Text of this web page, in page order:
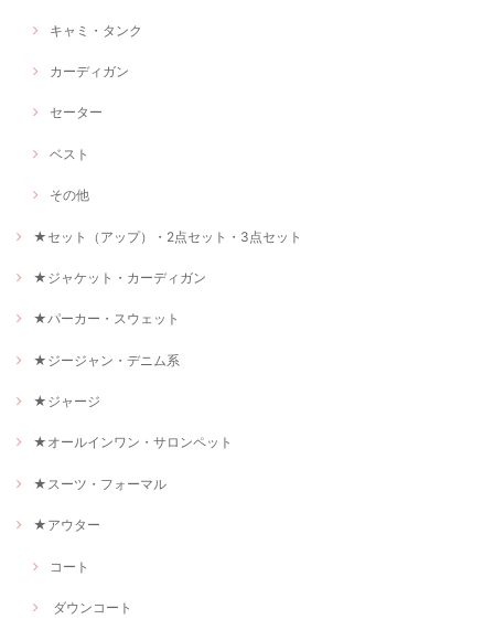
キャミ・タンク
カーディガン
セーター
ベスト
その他
★セット（アップ）・2点セット・3点セット
★ジャケット・カーディガン
★パーカー・スウェット
★ジージャン・デニム系
★ジャージ
★オールインワン・サロンペット
★スーツ・フォーマル
★アウター
コート
ダウンコート